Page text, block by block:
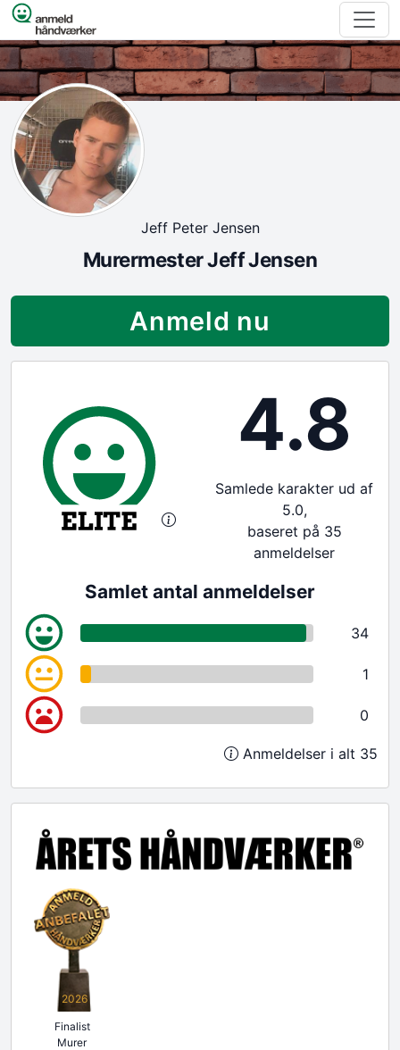
Spring til indhold
Jeff Peter Jensen
Murermester Jeff Jensen
Anmeld nu
4.8
Samlede karakter ud af
5.0,
baseret på 35
anmeldelser
Samlet antal anmeldelser
34
1
0
Anmeldelser i alt 35
2026
Finalist
Murer